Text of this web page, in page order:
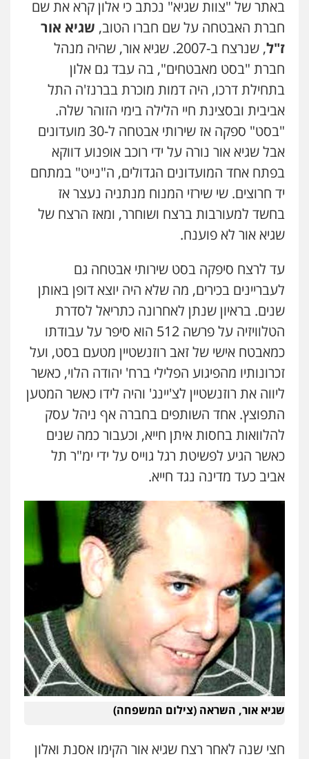
באתר של "צוות שגיא" נכתב כי אלון קרא את שם
חברת האבטחה על שם חברו הטוב, שגיא אור
ז"ל
, שנרצח ב-2007. שגיא אור, שהיה מנהל
חברת "בסט מאבטחים", בה עבד גם אלון
בתחילת דרכו, היה דמות מוכרת בברנז'ה התל
אביבית ובסצינת חיי הלילה בימי הזוהר שלה.
"בסט" ספקה אז שירותי אבטחה ל-30 מועדונים
אבל שגיא אור נורה על ידי רוכב אופנוע דווקא
בפתח אחד המועדונים הגדולים, ה"נייט" במתחם
יד חרוצים. שי שירזי המנוח מנתניה נעצר אז
בחשד למעורבות ברצח ושוחרר, ומאז הרצח של
שגיא אור לא פוענח.
עד לרצח סיפקה בסט שירותי אבטחה גם
לעבריינים בכירים, מה שלא היה יוצא דופן באותן
שנים. בראיון שנתן לאחרונה כתריאל לסדרת
הטלוויזיה על פרשה 512 הוא סיפר על עבודתו
כמאבטח אישי של זאב רוזנשטיין מטעם בסט, ועל
זכרונותיו מהפיגוע הפלילי ברח' יהודה הלוי, כאשר
ליווה את רוזנשטיין לצ'יינג' והיה לידו כאשר המטען
התפוצץ. אחד השותפים בחברה אף ניהל עסק
להלוואות בחסות איתן חייא, וכעבור כמה שנים
כאשר הגיע לפשיטת רגל גוייס על ידי ימ"ר תל
אביב כעד מדינה נגד חייא.
שגיא אור, השראה (צילום המשפחה)
חצי שנה לאחר רצח שגיא אור הקימו אסנת ואלון